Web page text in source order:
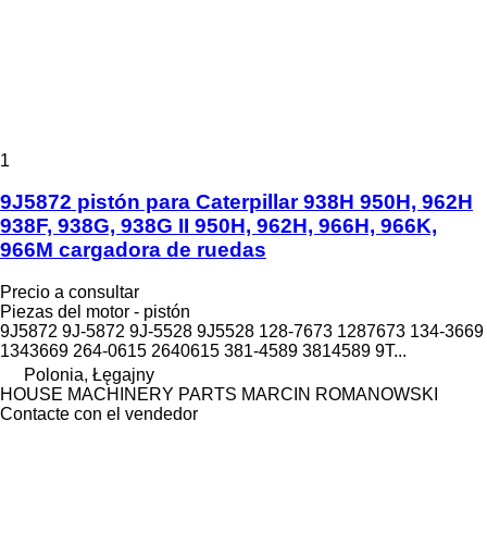
1
9J5872 pistón para Caterpillar 938H 950H, 962H
938F, 938G, 938G II 950H, 962H, 966H, 966K,
966M cargadora de ruedas
Precio a consultar
Piezas del motor - pistón
9J5872 9J-5872 9J-5528 9J5528 128-7673 1287673 134-3669
1343669 264-0615 2640615 381-4589 3814589 9T...
Polonia, Łęgajny
HOUSE MACHINERY PARTS MARCIN ROMANOWSKI
Contacte con el vendedor